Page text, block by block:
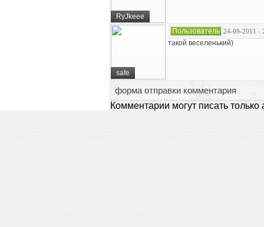
RyJkeee
safe
Пользователь 24-09-2011 -
такой веселенький)
форма отправки комментария
Комментарии могут писать